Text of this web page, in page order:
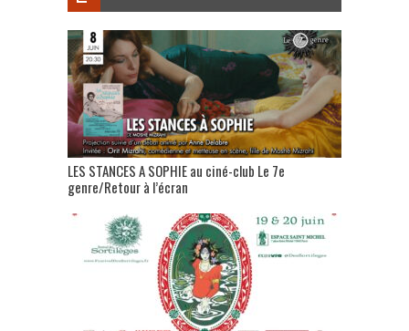
LES STANCES A SOPHIE au ciné-club Le 7e
genre/Retour à l’écran